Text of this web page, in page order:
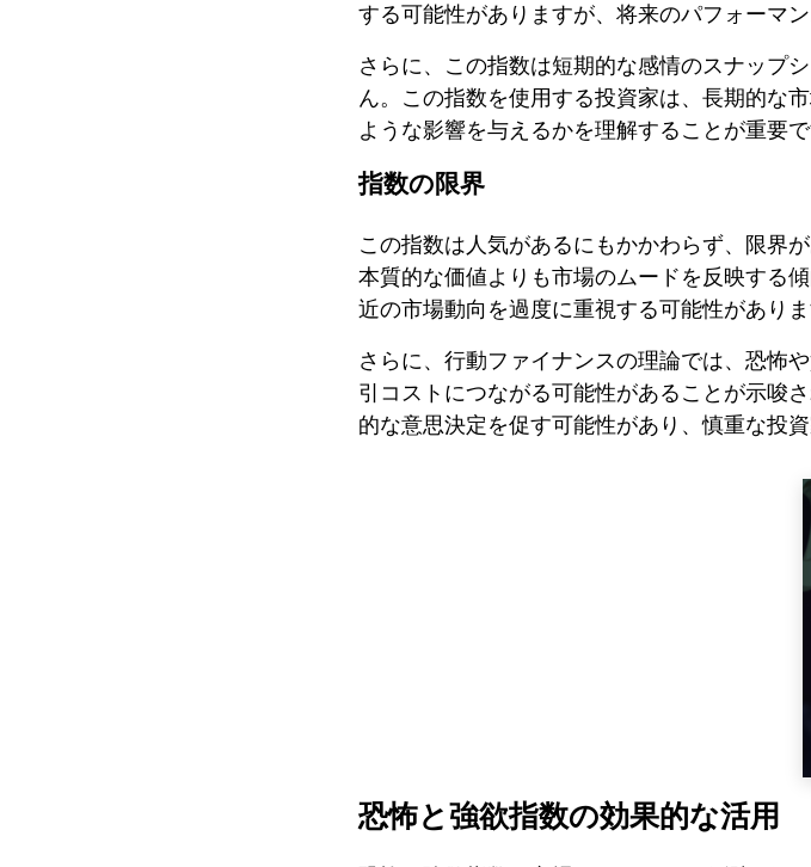
する可能性がありますが、将来のパフォーマ
さらに、この指数は短期的な感情のスナップ
ん。この指数を使用する投資家は、長期的な
ような影響を与えるかを理解することが重要で
指数の限界
この指数は人気があるにもかかわらず、限界
本質的な価値よりも市場のムードを反映する
近の市場動向を過度に重視する可能性がありま
さらに、行動ファイナンスの理論では、恐怖
引コストにつながる可能性があることが示唆
的な意思決定を促す可能性があり、慎重な投
恐怖と強欲指数の効果的な活用